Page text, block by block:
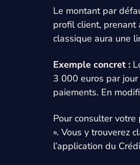
Le montant par
profil client, prenant
classique aura une
Exemple concret :
3 000 euros par
paiements. En
Pour consulter
». Vous y trouverez
l’application du